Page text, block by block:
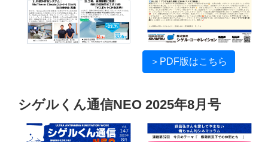
＞PDF版はこちら
シゲルくん通信NEO 2025年8月号